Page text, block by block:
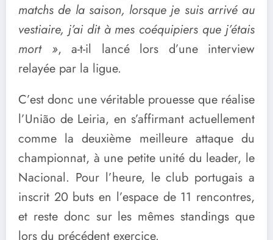
matchs de la saison, lorsque je suis arrivé au
vestiaire, j’ai dit à mes coéquipiers que j’étais
mort », a-t-il lancé lors d’une interview
relayée par la ligue.
C’est donc une véritable prouesse que réalise
l’União de Leiria, en s’affirmant actuellement
comme la deuxième meilleure attaque du
championnat, à une petite unité du leader, le
Nacional. Pour l’heure, le club portugais a
inscrit 20 buts en l’espace de 11 rencontres,
et reste donc sur les mêmes standings que
lors du précédent exercice.